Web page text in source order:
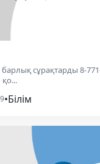
сұрақтарды 8-
•Білім